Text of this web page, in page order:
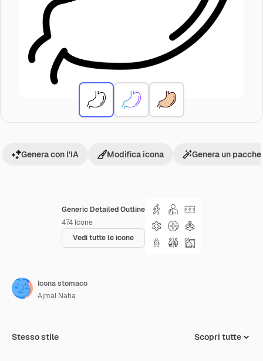
Generic Detailed Outline
474 Icone
Vedi tutte le icone
Genera con l'IA Modifica icona Genera un
Icona stomaco
Ajmal Naha
Stesso stile Scopri tutte